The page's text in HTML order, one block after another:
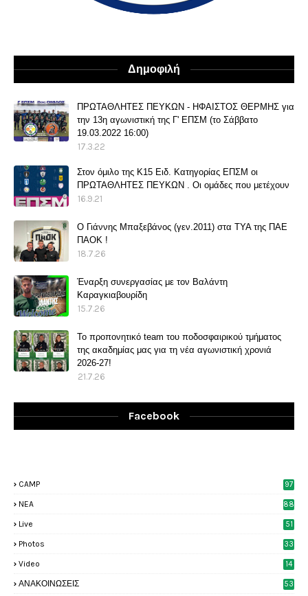
Δημοφιλή
ΠΡΩΤΑΘΛΗΤΕΣ ΠΕΥΚΩΝ - ΗΦΑΙΣΤΟΣ ΘΕΡΜΗΣ για
την 13η αγωνιστική της Γ' ΕΠΣΜ (το Σάββατο
19.03.2022 16:00)
17.3.22
Στον όμιλο της Κ15 Ειδ. Κατηγορίας ΕΠΣΜ οι
ΠΡΩΤΑΘΛΗΤΕΣ ΠΕΥΚΩΝ . Οι ομάδες που μετέχουν
16.9.21
O Γιάννης Μπαξεβάνος (γεν.2011) στα ΤΥΑ της ΠΑΕ
ΠΑΟΚ !
18.7.26
Έναρξη συνεργασίας με τον Βαλάντη
Καραγκιαβουρίδη
15.7.26
Το προπονητικό team του ποδοσφαιρικού τμήματος
της ακαδημίας μας για τη νέα αγωνιστική χρονιά
2026-27!
21.7.26
Facebook
CAMP 97
NEA 88
Live 51
Photos
33
Video
14
ΑΝΑΚΟΙΝΩΣΕΙΣ
53